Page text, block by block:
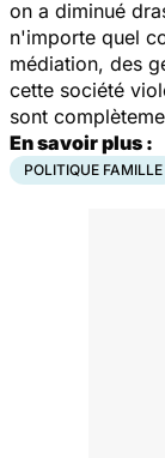
on a diminué
n'importe quel
médiation, des
cette société
sont
En savoir plus :
POLITIQUE FAMILLE